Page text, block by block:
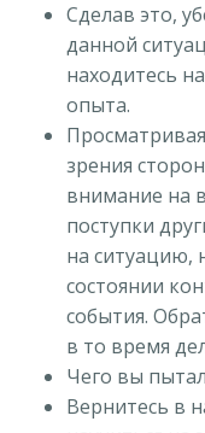
Сделав это,
данной
находитесь
опыта.
зрения
внимание на
поступки
на ситуацию,
состоянии
события.
в то время
Чего вы
Вернитесь в